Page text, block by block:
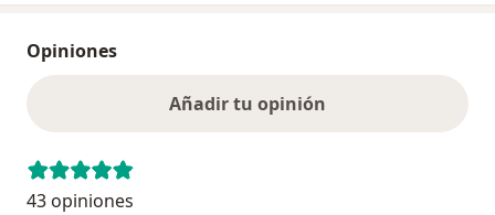
Opiniones
Añadir tu opinión
43 opiniones